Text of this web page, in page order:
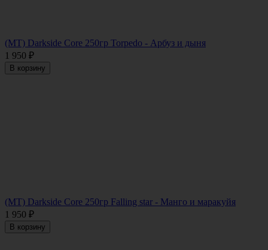
(MT) Darkside Core 250гр Torpedo - Арбуз и дыня
1 950 ₽
В корзину
(MT) Darkside Core 250гр Falling star - Манго и маракуйя
1 950 ₽
В корзину